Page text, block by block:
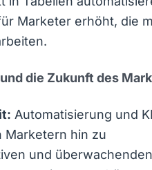
in Tabellen
Marketer erhöht, die
die Zukunft des
Automatisierung und KI
Marketern hin zu
und überwachenden